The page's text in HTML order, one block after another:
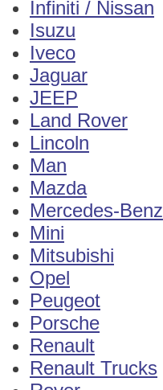
Infiniti / Nissan
Isuzu
Iveco
Jaguar
JEEP
Land Rover
Lincoln
Man
Mazda
Mercedes-Benz
Mini
Mitsubishi
Opel
Peugeot
Porsche
Renault
Renault Trucks